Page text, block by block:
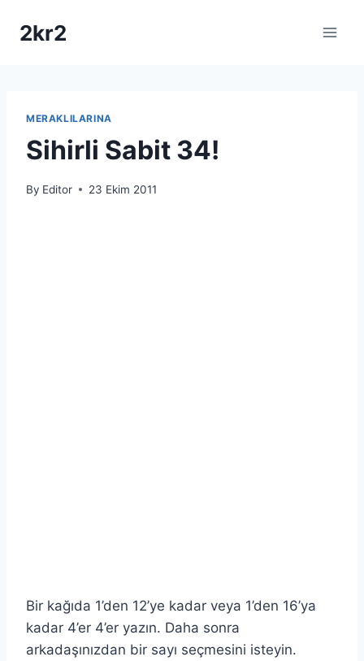
2kr2
MERAKLILARINA
Sihirli Sabit 34!
By Editor 23 Ekim 2011
Bir kağıda 1’den 12’ye kadar veya 1’den 16’ya
kadar 4’er 4’er yazın. Daha sonra
arkadaşınızdan bir sayı seçmesini isteyin.